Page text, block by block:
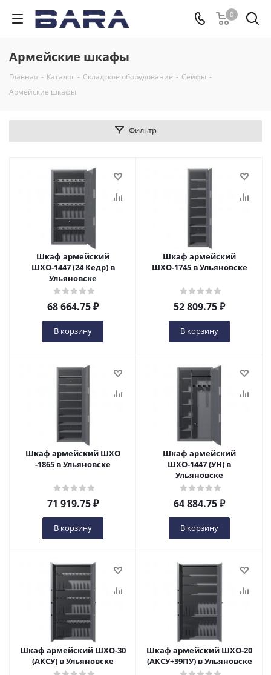
0
Армейские шкафы
Главная - Каталог - Складское оборудование - Сейфы -
Армейские шкафы
Фильтр
Шкаф армейский
ШХО-1447 (24 Кедр) в
Ульяновске
68 664.75₽
В корзину
Шкаф армейский
ШХО-1745 в Ульяновске
52 809.75₽
В корзину
Шкаф армейский ШХО
-1865 в Ульяновске
71 919.75₽
В корзину
Шкаф армейский
ШХО-1447 (УН) в
Ульяновске
64 884.75₽
В корзину
Шкаф армейский ШХО-30
(АКСУ) в Ульяновске
Шкаф армейский ШХО-20
(АКСУ+39ПУ) в Ульяновске